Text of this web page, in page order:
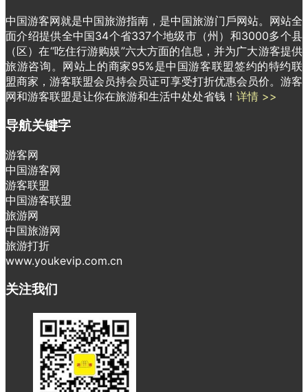
中国游客网就是中国旅游指南，是中国旅游门戶网站。网站全
面介绍提供全中国34个省337个地级市（州）和3000多个县
（区）在“吃住行游购娱”六大方面的信息，并为广大游客提供
旅游咨询。网站上的商家95%是中国游客联盟签约的特约联
盟商家，游客联盟会员持会员证可享受打折优惠会员价。游客
网和游客联盟是让你在旅游和生活中处处省钱！ 详情 >>
导航关键字
游客网
中国游客网
游客联盟
中国游客联盟
旅游网
中国旅游网
旅游打折
www.youkevip.com.cn
关注我们